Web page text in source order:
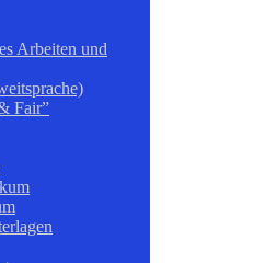
Arbeiten und
Fair”